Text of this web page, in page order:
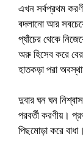
এখন সর্বপ্রথম
বদলানো আর
প্যাঁচের থেকে
অরু হিসেব করে
হাতকড়া পরা
দুবার ঘন ঘন
পরবর্তী করণীয়।
পিছমোড়া করে